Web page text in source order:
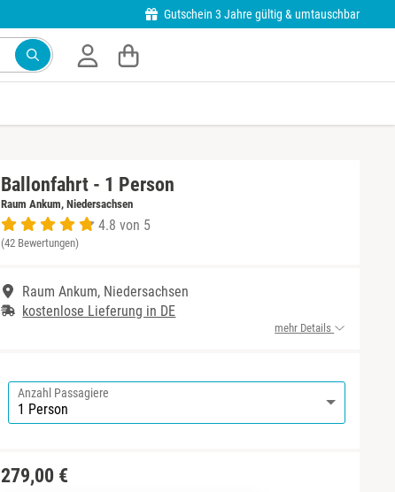
Gutschein 3 Jahre gültig & umtauschbar
Ballonfahrt - 1 Person
Raum Ankum, Niedersachsen
4.8 von 5
(42 Bewertungen)
Raum Ankum, Niedersachsen
kostenlose Lieferung in DE
mehr Details
Anzahl Passagiere
279,00 €